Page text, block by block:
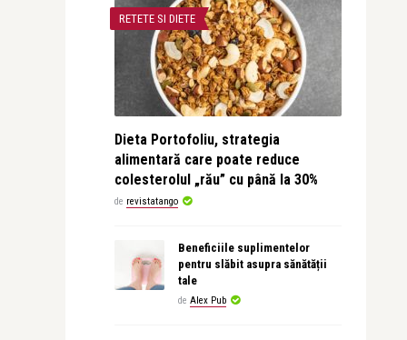
RETETE SI DIETE
Dieta Portofoliu, strategia
alimentară care poate reduce
colesterolul „rău” cu până la 30%
de revistatango
Beneficiile suplimentelor
pentru slăbit asupra sănătății
tale
de Alex Pub